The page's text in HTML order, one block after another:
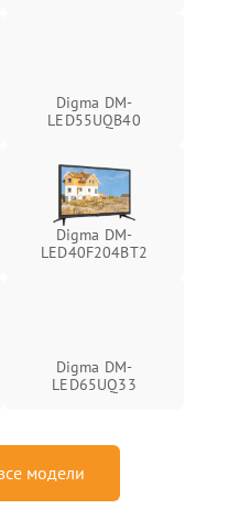
Digma DM-
LED55UQB40
Digma DM-
LED40F204BT2
Digma DM-
LED65UQ33
модели